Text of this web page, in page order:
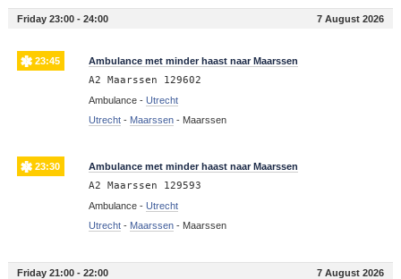
Friday 23:00 - 24:00 7 August 2026
23:45 Ambulance met minder haast naar Maarssen
A2 Maarssen 129602
Ambulance - Utrecht
Utrecht- Maarssen- Maarssen
23:30 Ambulance met minder haast naar Maarssen
A2 Maarssen 129593
Ambulance - Utrecht
Utrecht- Maarssen- Maarssen
Friday 21:00 - 22:00 7 August 2026